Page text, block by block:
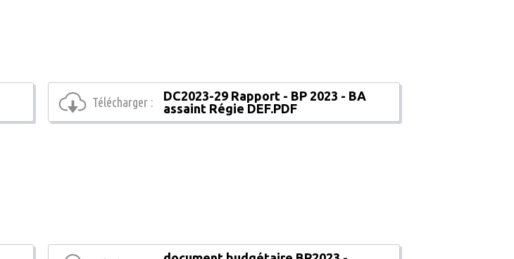
Télécharger :
DC2023-29 Rapport - BP 2023 - BA
assaint Régie DEF.PDF